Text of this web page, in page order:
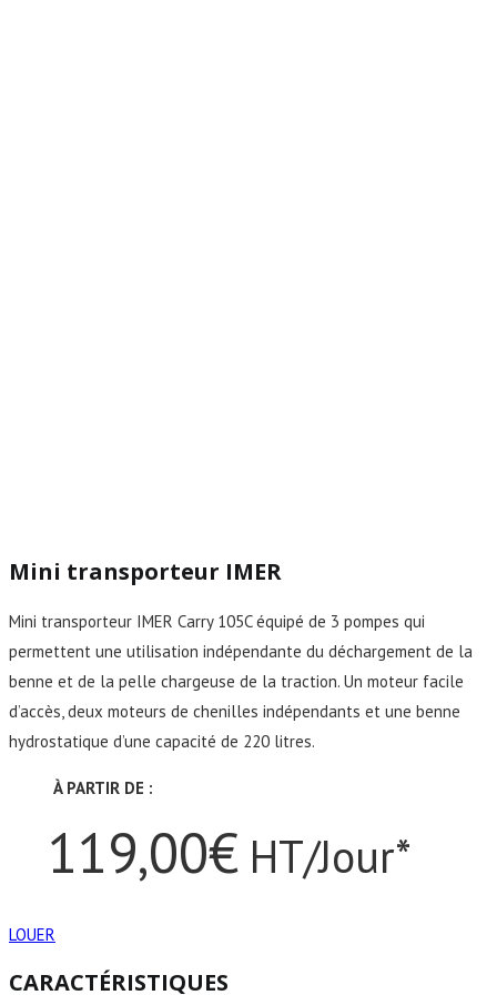
Mini transporteur IMER
Mini transporteur IMER Carry 105C équipé de 3 pompes qui
permettent une utilisation indépendante du déchargement de la
benne et de la pelle chargeuse de la traction. Un moteur facile
d’accès, deux moteurs de chenilles indépendants et une benne
hydrostatique d’une capacité de 220 litres.
À PARTIR DE :
119,00€ HT/Jour*
LOUER
CARACTÉRISTIQUES